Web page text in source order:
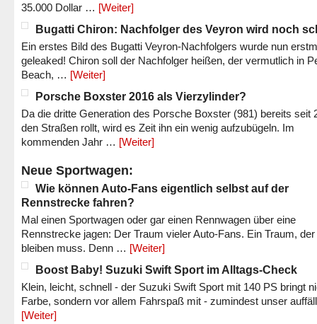
35.000 Dollar … [Weiter]
Bugatti Chiron: Nachfolger des Veyron wird noch
Ein erstes Bild des Bugatti Veyron-Nachfolgers wurde nun
geleaked! Chiron soll der Nachfolger heißen, der vermutlich in
Beach, … [Weiter]
Porsche Boxster 2016 als Vierzylinder?
Da die dritte Generation des Porsche Boxster (981) bereits seit
den Straßen rollt, wird es Zeit ihn ein wenig aufzubügeln. Im
kommenden Jahr … [Weiter]
Neue Sportwagen:
Wie können Auto-Fans eigentlich selbst auf der
Rennstrecke fahren?
Mal einen Sportwagen oder gar einen Rennwagen über eine
Rennstrecke jagen: Der Traum vieler Auto-Fans. Ein Traum,
bleiben muss. Denn … [Weiter]
Boost Baby! Suzuki Swift Sport im Alltags-Check
Klein, leicht, schnell - der Suzuki Swift Sport mit 140 PS bringt
Farbe, sondern vor allem Fahrspaß mit - zumindest unser
[Weiter]